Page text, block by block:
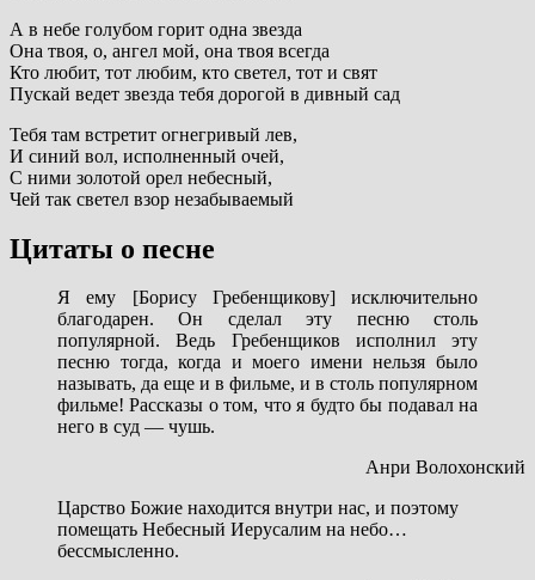
А в небе голубом горит одна звезда
Она твоя, о, ангел мой, она твоя всегда
Кто любит, тот любим, кто светел, тот и свят
Пускай ведет звезда тебя дорогой в дивный сад
Тебя там встретит огнегривый лев,
И синий вол, исполненный очей,
С ними золотой орел небесный,
Чей так светел взор незабываемый
Цитаты о песне
Я ему [Борису Гребенщикову] исключительно
благодарен. Он сделал эту песню столь
популярной. Ведь Гребенщиков исполнил эту
песню тогда, когда и моего имени нельзя было
называть, да еще и в фильме, и в столь популярном
фильме! Рассказы о том, что я будто бы подавал на
него в суд — чушь.
Анри Волохонский
Царство Божие находится внутри нас, и поэтому
помещать Небесный Иерусалим на небо…
бессмысленно.